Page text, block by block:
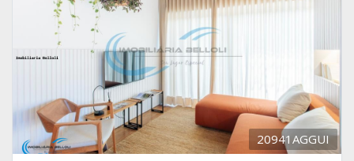
20941AGGUI